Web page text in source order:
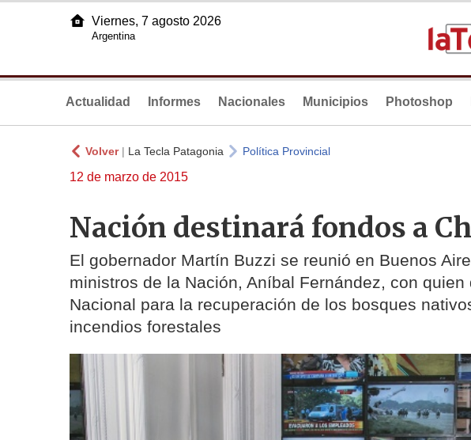
Viernes, 7 agosto 2026
Argentina
Actualidad Informes Nacionales Municipios Photoshop
Volver| La Tecla Patagonia Política Provincial
12 de marzo de 2015
Nación destinará fondos a
El gobernador Martín Buzzi se reunió en Buenos
ministros de la Nación, Aníbal Fernández, con
Nacional para la recuperación de los bosques
incendios forestales